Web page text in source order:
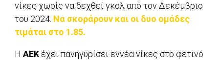
νίκες χωρίς να δεχθεί γκολ από τον Δεκέμβριο
του 2024. Να σκοράρουν και οι δυο ομάδες
τιμάται στο 1.85.
Η ΑΕΚ έχει πανηγυρίσει εννέα νίκες στο φετινό